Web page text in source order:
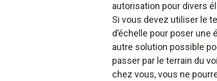
autorisation pour divers
Si vous devez utiliser le
d’échelle pour poser une
autre solution possible
passer par le terrain du
chez vous, vous ne